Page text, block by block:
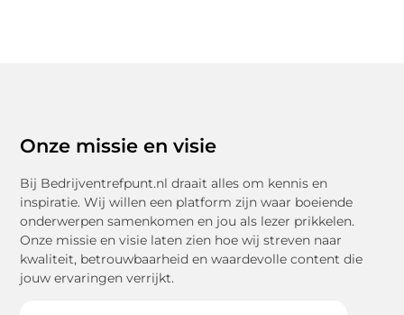
Onze missie en visie
Bij Bedrijventrefpunt.nl draait alles om kennis en
inspiratie. Wij willen een platform zijn waar boeiende
onderwerpen samenkomen en jou als lezer prikkelen.
Onze missie en visie laten zien hoe wij streven naar
kwaliteit, betrouwbaarheid en waardevolle content die
jouw ervaringen verrijkt.